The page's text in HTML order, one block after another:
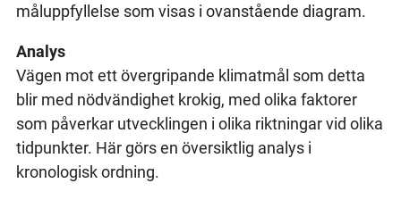
måluppfyllelse som visas i ovanstående diagram.
Analys
Vägen mot ett övergripande klimatmål som detta
blir med nödvändighet krokig, med olika faktorer
som påverkar utvecklingen i olika riktningar vid olika
tidpunkter. Här görs en översiktlig analys i
kronologisk ordning.